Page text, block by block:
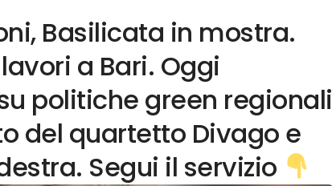
Basilicata in mostra.
a Bari. Oggi
politiche green regionali
del quartetto Divago e
Segui il servizio